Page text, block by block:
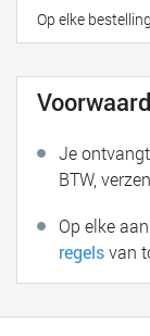
Op elke bestelling
Je
BTW,
Op elke
regelsvan